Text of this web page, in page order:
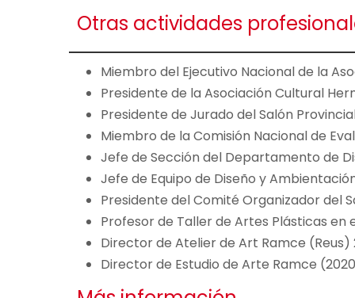
Otras actividades
Miembro del Ejecutivo Nacional de la
Presidente de la Asociación Cultural
Presidente de Jurado del Salón
Miembro de la Comisión Nacional de
Jefe de Sección del Departamento de
Jefe de Equipo de Diseño y
Presidente del Comité Organizador del
Profesor de Taller de Artes Plásticas
Director de Atelier de Art Ramce (Reus)
Director de Estudio de Arte Ramce